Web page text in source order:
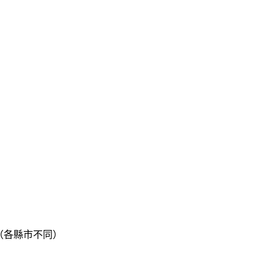
縣市不同）